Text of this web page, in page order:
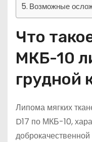
Возможные
Что
МКБ-10
грудной
Липома мягких
D17 по МКБ-10,